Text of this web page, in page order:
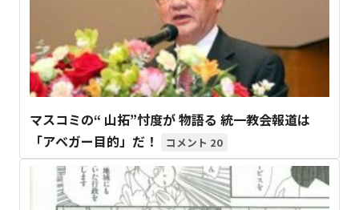
マスコミの“ 山拓”忖度が 物語る 統一教会報道は
「アベガー目的」だ！
20